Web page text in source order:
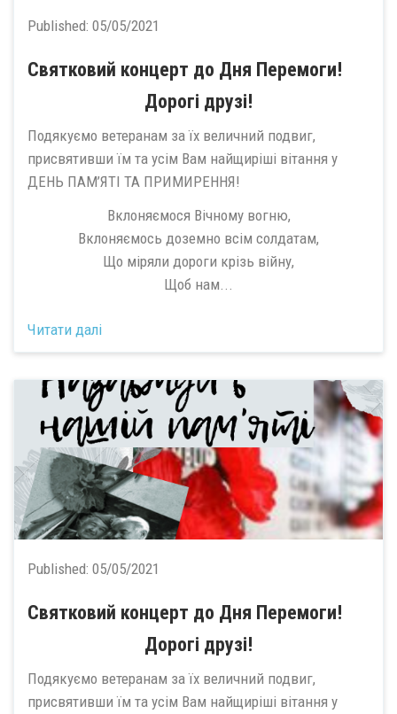
Published: 05/05/2021
Святковий концерт до Дня Перемоги!
Дорогі друзі!
Подякуємо ветеранам за їх величний подвиг,
присвятивши їм та усім Вам найщиріші вітання у
ДЕНЬ ПАМ’ЯТІ ТА ПРИМИРЕННЯ!
Вклоняємося Вічному вогню,
Вклоняємось доземно всім солдатам,
Що міряли дороги крізь війну,
Щоб нам...
Читати далі
Published: 05/05/2021
Святковий концерт до Дня Перемоги!
Дорогі друзі!
Подякуємо ветеранам за їх величний подвиг,
присвятивши їм та усім Вам найщиріші вітання у